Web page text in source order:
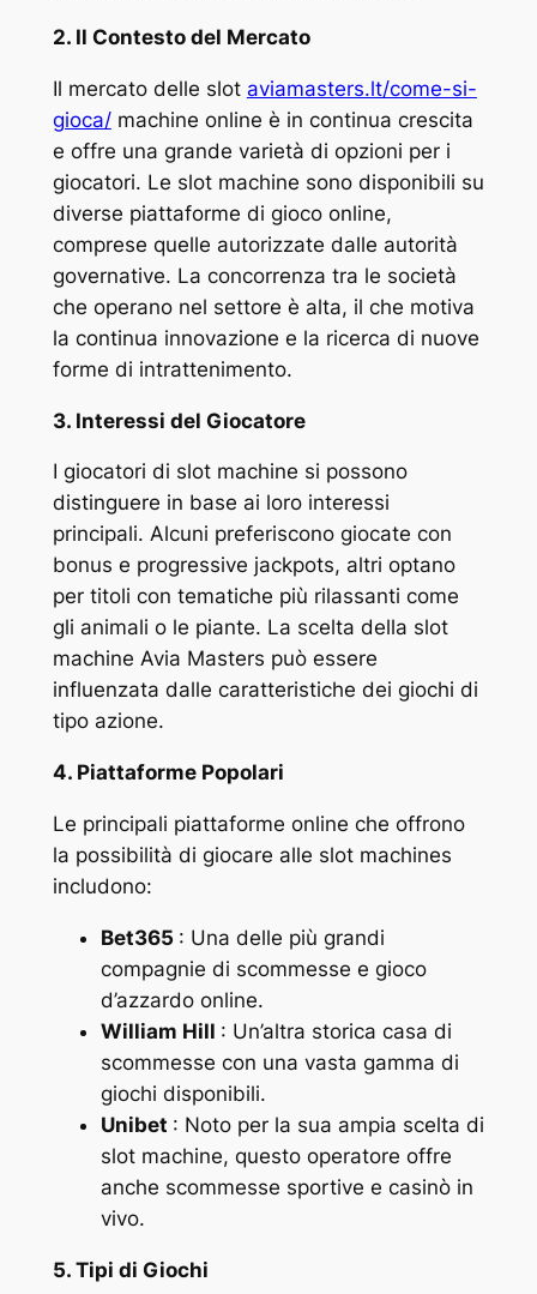
2. Il Contesto del Mercato
Il mercato delle slot aviamasters.lt/come-si-
gioca/machine online è in continua crescita
e offre una grande varietà di opzioni per i
giocatori. Le slot machine sono disponibili su
diverse piattaforme di gioco online,
comprese quelle autorizzate dalle autorità
governative. La concorrenza tra le società
che operano nel settore è alta, il che motiva
la continua innovazione e la ricerca di nuove
forme di intrattenimento.
3. Interessi del Giocatore
I giocatori di slot machine si possono
distinguere in base ai loro interessi
principali. Alcuni preferiscono giocate con
bonus e progressive jackpots, altri optano
per titoli con tematiche più rilassanti come
gli animali o le piante. La scelta della slot
machine Avia Masters può essere
influenzata dalle caratteristiche dei giochi di
tipo azione.
4. Piattaforme Popolari
Le principali piattaforme online che offrono
la possibilità di giocare alle slot machines
includono:
Bet365 : Una delle più grandi
compagnie di scommesse e gioco
d’azzardo online.
William Hill : Un’altra storica casa di
scommesse con una vasta gamma di
giochi disponibili.
Unibet : Noto per la sua ampia scelta di
slot machine, questo operatore offre
anche scommesse sportive e casinò in
vivo.
5. Tipi di Giochi